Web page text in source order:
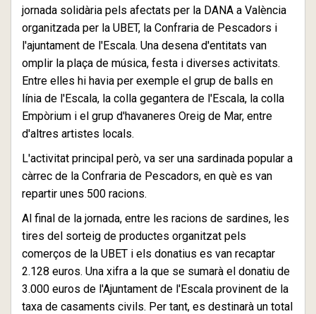
jornada solidària pels afectats per la DANA a València
organitzada per la UBET, la Confraria de Pescadors i
l'ajuntament de l'Escala. Una desena d'entitats van
omplir la plaça de música, festa i diverses activitats.
Entre elles hi havia per exemple el grup de balls en
línia de l'Escala, la colla gegantera de l'Escala, la colla
Empòrium i el grup d'havaneres Oreig de Mar, entre
d'altres artistes locals.
L'activitat principal però, va ser una sardinada popular a
càrrec de la Confraria de Pescadors, en què es van
repartir unes 500 racions.
Al final de la jornada, entre les racions de sardines, les
tires del sorteig de productes organitzat pels
comerços de la UBET i els donatius es van recaptar
2.128 euros. Una xifra a la que se sumarà el donatiu de
3.000 euros de l'Ajuntament de l'Escala provinent de la
taxa de casaments civils. Per tant, es destinarà un total